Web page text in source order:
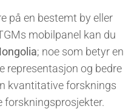
på en bestemt by eller
mobilpanel kan du
; noe som betyr en
representasjon og bedre
kvantitative forsknings
forskningsprosjekter.